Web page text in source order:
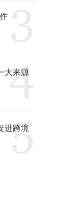
大来源
进跨境